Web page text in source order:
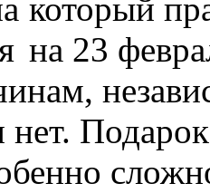
который
на 23